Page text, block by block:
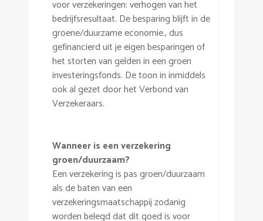
voor verzekeringen: verhogen van het
bedrijfsresultaat. De besparing blijft in de
groene/duurzame economie., dus
gefinancierd uit je eigen besparingen of
het storten van gelden in een groen
investeringsfonds. De toon in inmiddels
ook al gezet door het Verbond van
Verzekeraars.
Wanneer is een verzekering
groen/duurzaam?
Een verzekering is pas groen/duurzaam
als de baten van een
verzekeringsmaatschappij zodanig
worden belegd dat dit goed is voor